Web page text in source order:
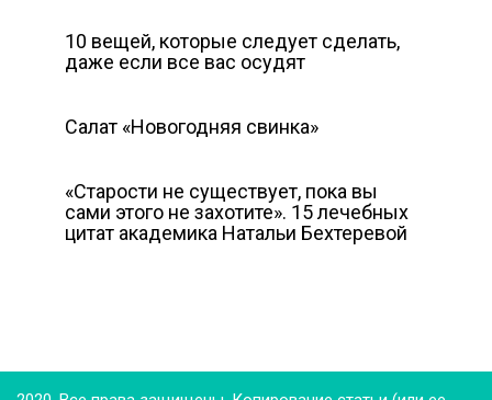
10 вещей, которые следует сделать,
даже если все вас осудят
Салат «Новогодняя свинка»
«Старости не существует, пока вы
сами этого не захотите». 15 лечебных
цитат академика Натальи Бехтеревой